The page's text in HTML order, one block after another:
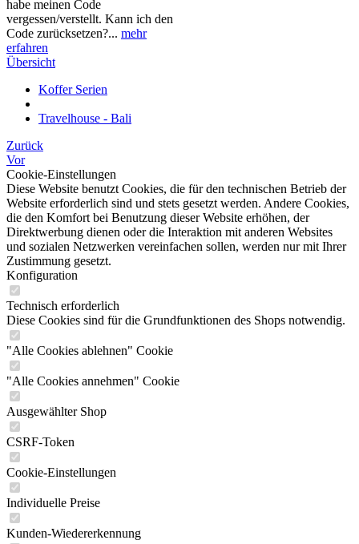
habe meinen Code
vergessen/verstellt. Kann ich den
Code zurücksetzen?... mehr
erfahren
Übersicht
Koffer Serien
Travelhouse - Bali
Zurück
Vor
Cookie-Einstellungen
Diese Website benutzt Cookies, die für den technischen Betrieb der
Website erforderlich sind und stets gesetzt werden. Andere Cookies,
die den Komfort bei Benutzung dieser Website erhöhen, der
Direktwerbung dienen oder die Interaktion mit anderen Websites
und sozialen Netzwerken vereinfachen sollen, werden nur mit Ihrer
Zustimmung gesetzt.
Konfiguration
Technisch erforderlich
Diese Cookies sind für die Grundfunktionen des Shops notwendig.
"Alle Cookies ablehnen" Cookie
"Alle Cookies annehmen" Cookie
Ausgewählter Shop
CSRF-Token
Cookie-Einstellungen
Individuelle Preise
Kunden-Wiedererkennung